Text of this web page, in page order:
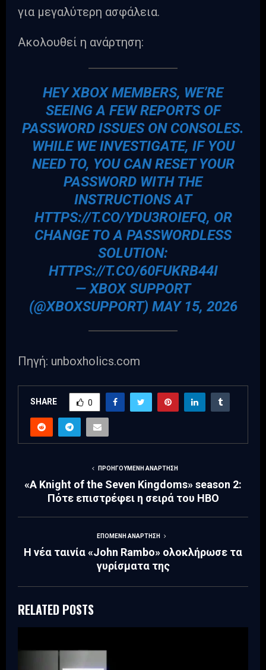
για μεγαλύτερη ασφάλεια.
Ακολουθεί η ανάρτηση:
HEY XBOX MEMBERS, WE’RE
SEEING A FEW REPORTS OF
PASSWORD ISSUES ON CONSOLES.
WHILE WE INVESTIGATE, IF YOU
NEED TO, YOU CAN RESET YOUR
PASSWORD WITH THE
INSTRUCTIONS AT
HTTPS://T.CO/YDU3ROIEFQ, OR
CHANGE TO A PASSWORDLESS
SOLUTION:
HTTPS://T.CO/60FUKRB44I
— XBOX SUPPORT
(@XBOXSUPPORT) MAY 15, 2026
Πηγή: unboxholics.com
SHARE 0
ΠΡΟΗΓΟΎΜΕΝΗ ΑΝΆΡΤΗΣΗ
«A Knight of the Seven Kingdoms» season 2:
Πότε επιστρέφει η σειρά του HBO
ΕΠΌΜΕΝΗ ΑΝΆΡΤΗΣΗ
Η νέα ταινία «John Rambo» ολοκλήρωσε τα
γυρίσματα της
RELATED POSTS